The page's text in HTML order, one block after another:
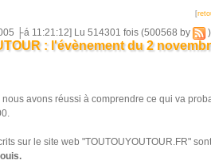
[
├á 11:21:12] Lu 514301 fois (500568 by
)
: l'évènement du 2
avons réussi à comprendre ce qui va
sur le site web "TOUTOUYOUTOUR.FR"